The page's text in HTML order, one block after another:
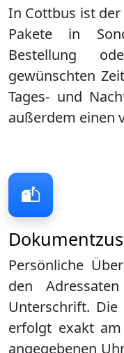
Persönliche
den
Unterschrift.
erfolgt exakt
angegebenen
In Cottbus ist
Pakete in
Bestellung
gewünschten
Tages- und
außerdem einen